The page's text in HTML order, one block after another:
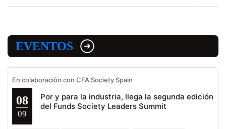
EVENTOS
En colaboración con CFA Society Spain
08
09
Por y para la industria, llega la segunda edición
del Funds Society Leaders Summit